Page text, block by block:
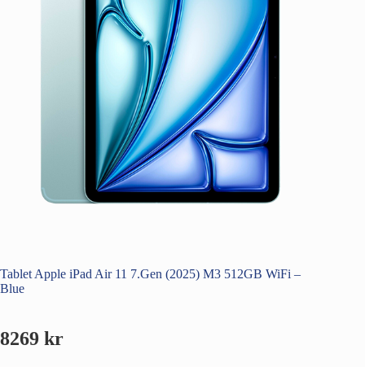
Tablet Apple iPad Air 11 7.Gen (2025) M3 512GB WiFi –
Blue
8269 kr